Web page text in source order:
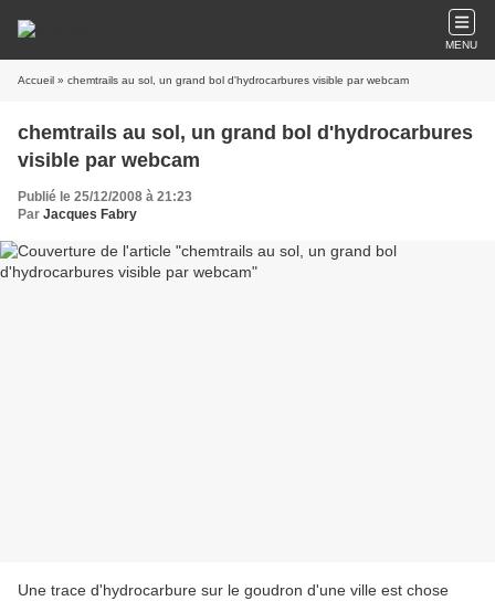
MENU
Accueil » chemtrails au sol, un grand bol d'hydrocarbures visible par webcam
chemtrails au sol, un grand bol d'hydrocarbures
visible par webcam
Publié le 25/12/2008 à 21:23
Par Jacques Fabry
Une trace d'hydrocarbure sur le goudron d'une ville est chose